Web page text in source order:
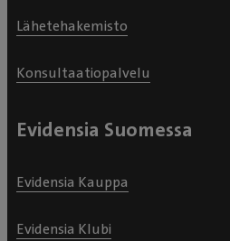
Lähetehakemisto
Konsultaatiopalvelu
Evidensia Suomessa
Evidensia Kauppa
Evidensia Klubi